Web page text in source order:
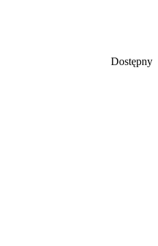
Dostępny